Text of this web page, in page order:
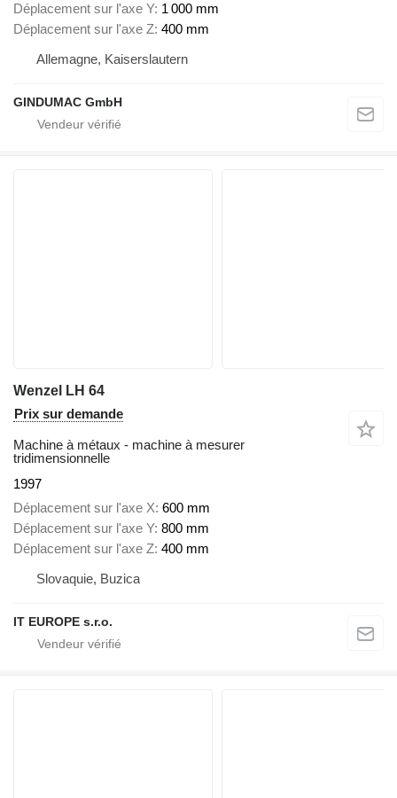
Déplacement sur l'axe Y 1 000 mm
Déplacement sur l'axe Z 400 mm
Allemagne, Kaiserslautern
GINDUMAC GmbH
Wenzel LH 64
Prix sur demande
Machine à métaux - machine à mesurer
tridimensionnelle
1997
Déplacement sur l'axe X 600 mm
Déplacement sur l'axe Y 800 mm
Déplacement sur l'axe Z 400 mm
Slovaquie, Buzica
IT EUROPE s.r.o.